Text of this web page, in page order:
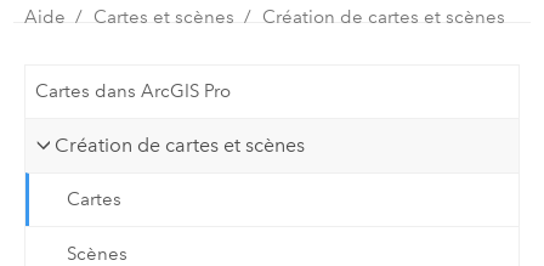
Aide Cartes et scènes Création de cartes et scènes
Cartes dans ArcGIS Pro
Création de cartes et scènes
Cartes
Scènes